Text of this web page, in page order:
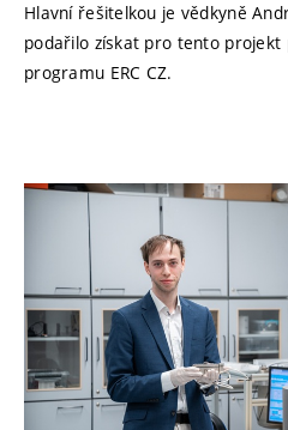
Hlavní řešitelkou je vědkyně
podařilo získat pro tento
programu ERC CZ.